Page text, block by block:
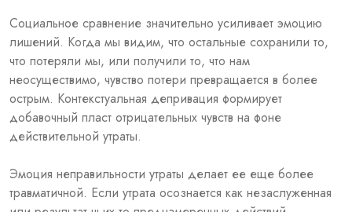
Социальное сравнение значительно усиливает эмоцию
лишений. Когда мы видим, что остальные сохранили то,
что потеряли мы, или получили то, что нам
неосуществимо, чувство потери превращается в более
острым. Контекстуальная депривация формирует
добавочный пласт отрицательных чувств на фоне
действительной утраты.
Эмоция неправильности утраты делает ее еще более
травматичной. Если утрата осознается как незаслуженная